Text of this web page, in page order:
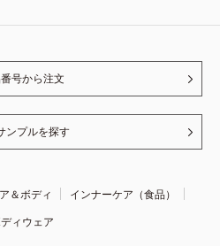
号から注文
ンプルを探す
＆ボディ
インナーケア（食品）
ィウェア